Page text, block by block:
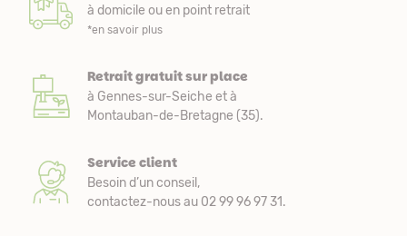
à domicile ou en point retrait
*en savoir plus
Retrait gratuit sur place
à Gennes-sur-Seiche et à
Montauban-de-Bretagne (35).
Service client
Besoin d’un conseil,
contactez-nous au 02 99 96 97 31.